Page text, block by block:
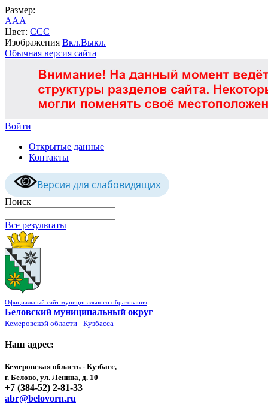
Размер:
AAA
Цвет: CCC
Изображения Вкл.Выкл.
Обычная версия сайта
Войти
Открытые данные
Контакты
Версия для слабовидящих
Поиск
Все результаты
Официальный сайт муниципального образования
Беловский муниципальный округ
Кемеровской области - Кузбасса
Наш адрес:
Кемеровская область - Кузбасс,
г. Белово, ул. Ленина, д. 10
+7 (384-52) 2-81-33
abr@belovorn.ru